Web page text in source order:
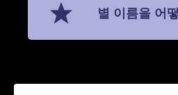
별 이름을 어